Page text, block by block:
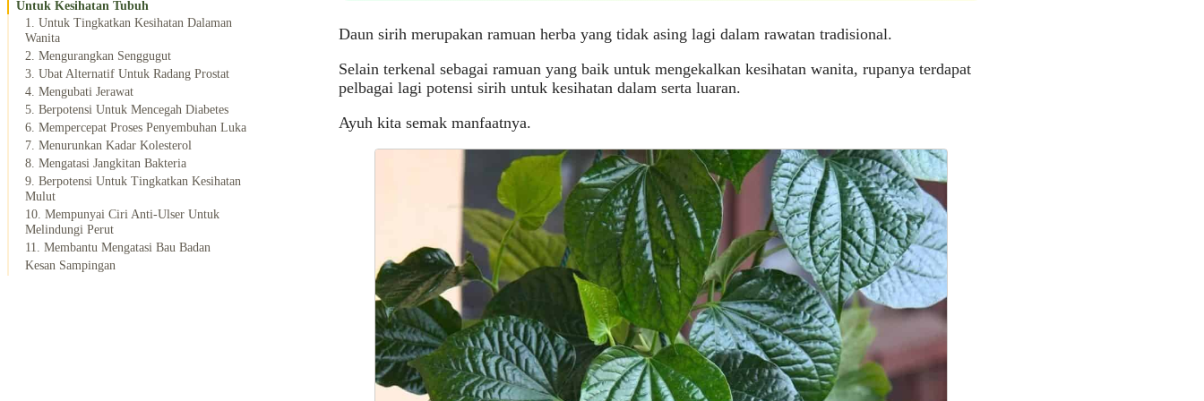
Untuk Kesihatan Tubuh
1. Untuk Tingkatkan Kesihatan Dalaman
Wanita
2. Mengurangkan Senggugut
3. Ubat Alternatif Untuk Radang Prostat
4. Mengubati Jerawat
5. Berpotensi Untuk Mencegah Diabetes
6. Mempercepat Proses Penyembuhan Luka
7. Menurunkan Kadar Kolesterol
8. Mengatasi Jangkitan Bakteria
9. Berpotensi Untuk Tingkatkan Kesihatan
Mulut
10. Mempunyai Ciri Anti-Ulser Untuk
Melindungi Perut
11. Membantu Mengatasi Bau Badan
Kesan Sampingan
Daun sirih merupakan ramuan herba yang tidak asing lagi dalam rawatan tradisional.
Selain terkenal sebagai ramuan yang baik untuk mengekalkan kesihatan wanita, rupanya terdapat
pelbagai lagi potensi sirih untuk kesihatan dalam serta luaran.
Ayuh kita semak manfaatnya.